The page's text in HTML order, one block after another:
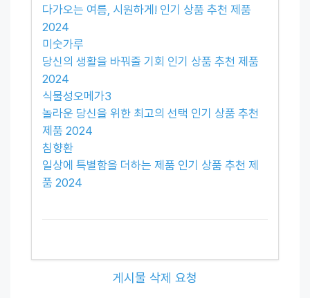
다가오는 여름, 시원하게! 인기 상품 추천 제품
2024
미숫가루
당신의 생활을 바꿔줄 기회 인기 상품 추천 제품
2024
식물성오메가3
놀라운 당신을 위한 최고의 선택 인기 상품 추천
제품 2024
침향환
일상에 특별함을 더하는 제품 인기 상품 추천 제
품 2024
게시물 삭제 요청